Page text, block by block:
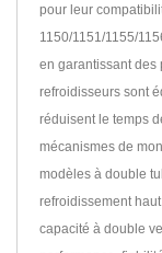
pour leur
1150/1151/1155/
en garantissant des
refroidisseurs sont
réduisent le temps
mécanismes de
modèles à double
refroidissement
capacité à double